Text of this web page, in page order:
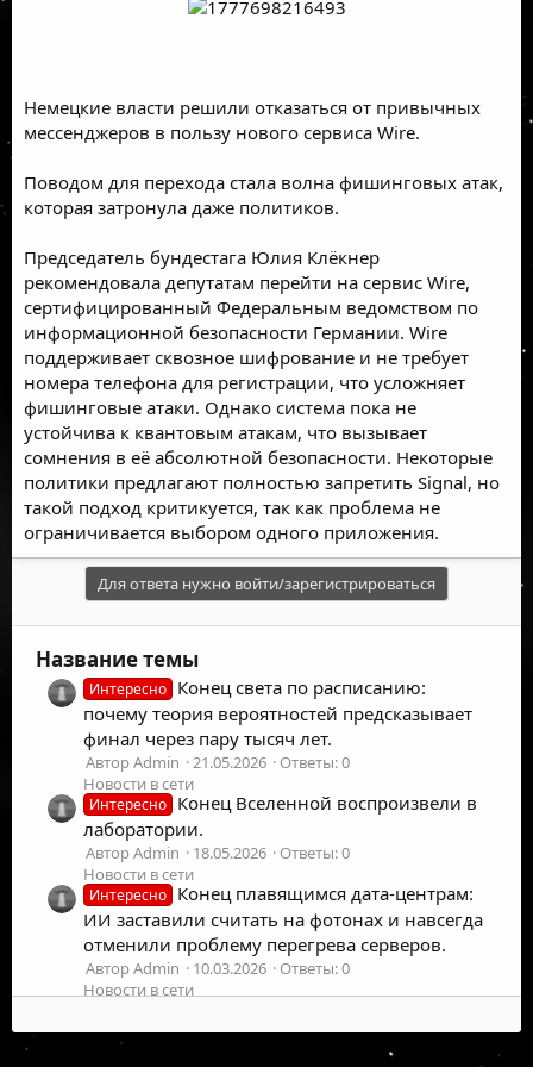
Немецкие власти решили отказаться от привычных
мессенджеров в пользу нового сервиса Wire.
Поводом для перехода стала волна фишинговых атак,
которая затронула даже политиков.
Председатель бундестага Юлия Клёкнер
рекомендовала депутатам перейти на сервис Wire,
сертифицированный Федеральным ведомством по
информационной безопасности Германии. Wire
поддерживает сквозное шифрование и не требует
номера телефона для регистрации, что усложняет
фишинговые атаки. Однако система пока не
устойчива к квантовым атакам, что вызывает
сомнения в её абсолютной безопасности. Некоторые
политики предлагают полностью запретить Signal, но
такой подход критикуется, так как проблема не
ограничивается выбором одного приложения.
Для ответа нужно войти/зарегистрироваться
Название темы
Интересно Конец света по расписанию:
почему теория вероятностей предсказывает
финал через пару тысяч лет.
Автор Admin 21.05.2026
Ответы: 0
Новости в сети
Интересно Конец Вселенной воспроизвели в
лаборатории.
Автор Admin 18.05.2026
Ответы: 0
Новости в сети
Интересно Конец плавящимся дата-центрам:
ИИ заставили считать на фотонах и навсегда
отменили проблему перегрева серверов.
Автор Admin 10.03.2026
Ответы: 0
Новости в сети
троицы от госсетей до СИЗО